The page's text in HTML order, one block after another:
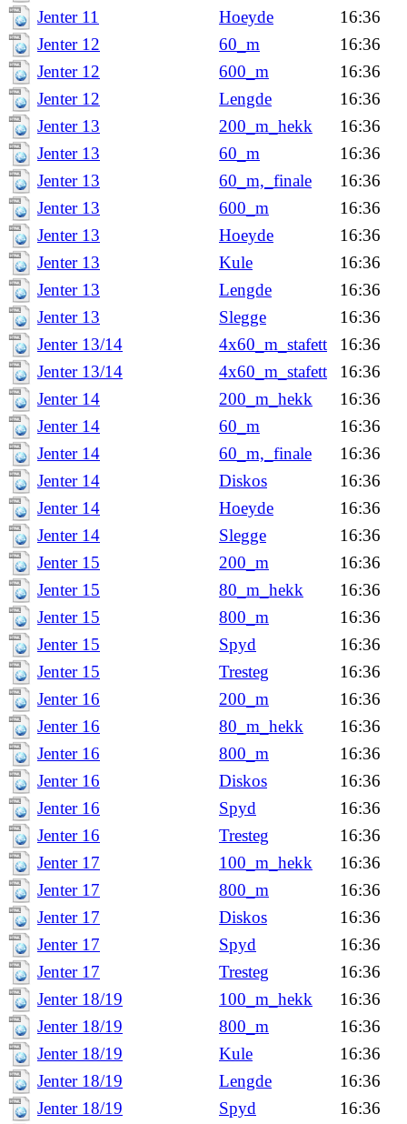
Jenter 11
Hoeyde
16:36
Jenter 12
60_m
16:36
Jenter 12
600_m
16:36
Jenter 12
Lengde
16:36
Jenter 13
200_m_hekk
16:36
Jenter 13
60_m
16:36
Jenter 13
60_m,_finale
16:36
Jenter 13
600_m
16:36
Jenter 13
Hoeyde
16:36
Jenter 13
Kule
16:36
Jenter 13
Lengde
16:36
Jenter 13
Slegge
16:36
Jenter 13/14
4x60_m_stafett
16:36
Jenter 13/14
4x60_m_stafett
16:36
Jenter 14
200_m_hekk
16:36
Jenter 14
60_m
16:36
Jenter 14
60_m,_finale
16:36
Jenter 14
Diskos
16:36
Jenter 14
Hoeyde
16:36
Jenter 14
Slegge
16:36
Jenter 15
200_m
16:36
Jenter 15
80_m_hekk
16:36
Jenter 15
800_m
16:36
Jenter 15
Spyd
16:36
Jenter 15
Tresteg
16:36
Jenter 16
200_m
16:36
Jenter 16
80_m_hekk
16:36
Jenter 16
800_m
16:36
Jenter 16
Diskos
16:36
Jenter 16
Spyd
16:36
Jenter 16
Tresteg
16:36
Jenter 17
100_m_hekk
16:36
Jenter 17
800_m
16:36
Jenter 17
Diskos
16:36
Jenter 17
Spyd
16:36
Jenter 17
Tresteg
16:36
Jenter 18/19
100_m_hekk
16:36
Jenter 18/19
800_m
16:36
Jenter 18/19
Kule
16:36
Jenter 18/19
Lengde
16:36
Jenter 18/19
Spyd 16:36